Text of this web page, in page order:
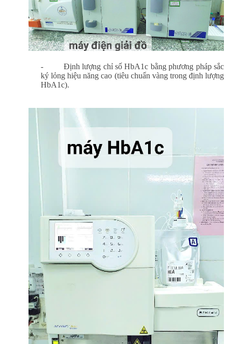
- Định lượng chỉ số HbA1c bằng phương pháp sắc
ký lỏng hiệu năng cao (tiêu chuẩn vàng trong định lượng
HbA1c).